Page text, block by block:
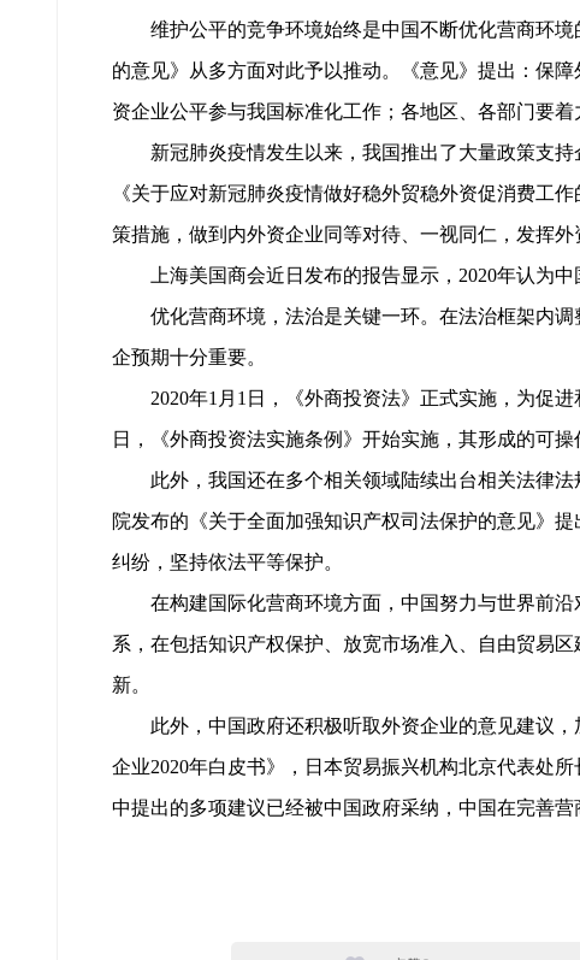
维护公平的竞争环境始终是中国不断优化营商环
的意见》从多方面对此予以推动。《意见》提出：保
资企业公平参与我国标准化工作；各地区、各部门要着
新冠肺炎疫情发生以来，我国推出了大量政策支
《关于应对新冠肺炎疫情做好稳外贸稳外资促消费工
策措施，做到内外资企业同等对待、一视同仁，发挥
上海美国商会近日发布的报告显示，2020年认为
优化营商环境，法治是关键一环。在法治框架内
企预期十分重要。
2020年1月1日，《外商投资法》正式实施，为促
日，《外商投资法实施条例》开始实施，其形成的可
此外，我国还在多个相关领域陆续出台相关法律
院发布的《关于全面加强知识产权司法保护的意见》
纠纷，坚持依法平等保护。
在构建国际化营商环境方面，中国努力与世界前
系，在包括知识产权保护、放宽市场准入、自由贸易
新。
此外，中国政府还积极听取外资企业的意见建议
企业2020年白皮书》，日本贸易振兴机构北京代表处
中提出的多项建议已经被中国政府采纳，中国在完善营